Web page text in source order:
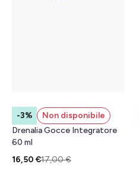
-3%
Non disponibile
Drenalia Gocce Integratore
60 ml
16,50 €17,00 €